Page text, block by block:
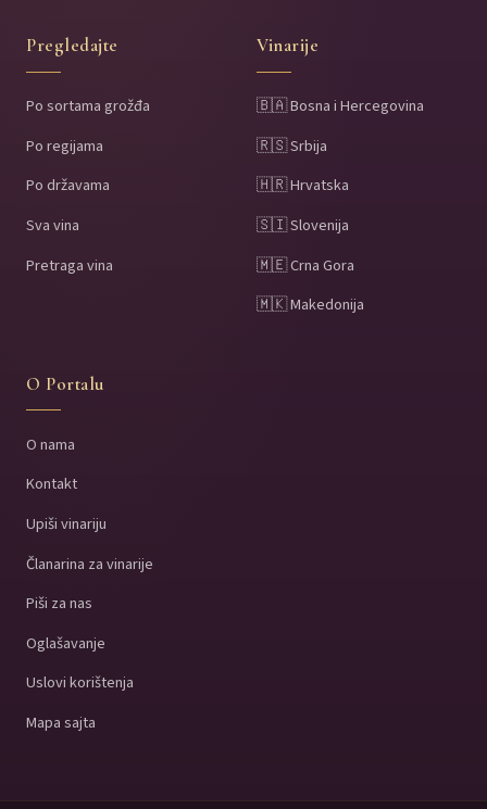
Pregledajte
Po sortama grožđa
Po regijama
Po državama
Sva vina
Pretraga vina
Vinarije
🇧🇦 Bosna i Hercegovina
🇷🇸 Srbija
🇭🇷 Hrvatska
🇸🇮 Slovenija
🇲🇪 Crna Gora
🇲🇰 Makedonija
O Portalu
O nama
Kontakt
Upiši vinariju
Članarina za vinarije
Piši za nas
Oglašavanje
Uslovi korištenja
Mapa sajta